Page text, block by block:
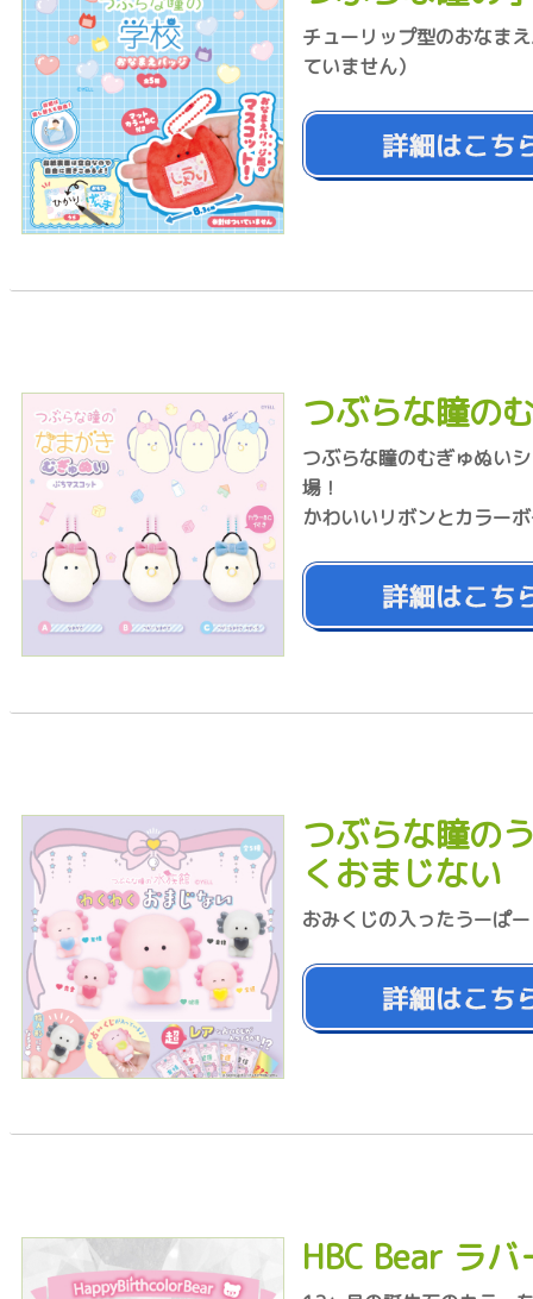
チューリップ型のおなま
ていません）
つぶらな瞳の
つぶらな瞳のむぎゅぬい
場！
かわいいリボンとカラー
つぶらな瞳の
くおまじない
おみくじの入ったうーぱ
HBC Bear ラ